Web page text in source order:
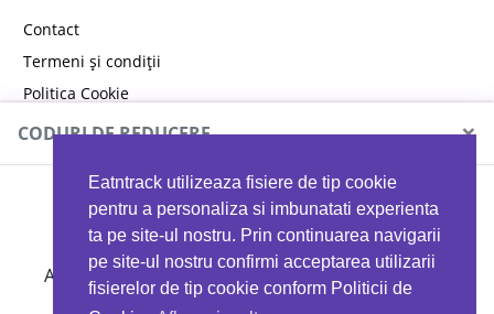
Eatntrack utilizeaza fisiere de tip cookie
pentru a personaliza si imbunatati experienta
ta pe site-ul nostru. Prin continuarea navigarii
pe site-ul nostru confirmi acceptarea utilizarii
fisierelor de tip cookie conform Politicii de
Contact
Termeni și condiții
Politica Cookie
Politica de confidențialitate
CODURI DE REDUCERE ×
MYPROTEIN
Ai 40%reducere la orice comandă folosind codul
EATTRACK